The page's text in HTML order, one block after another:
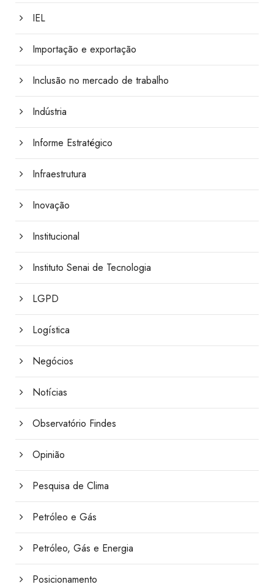
IEL
Importação e exportação
Inclusão no mercado de trabalho
Indústria
Informe Estratégico
Infraestrutura
Inovação
Institucional
Instituto Senai de Tecnologia
LGPD
Logística
Negócios
Notícias
Observatório Findes
Opinião
Pesquisa de Clima
Petróleo e Gás
Petróleo, Gás e Energia
Posicionamento